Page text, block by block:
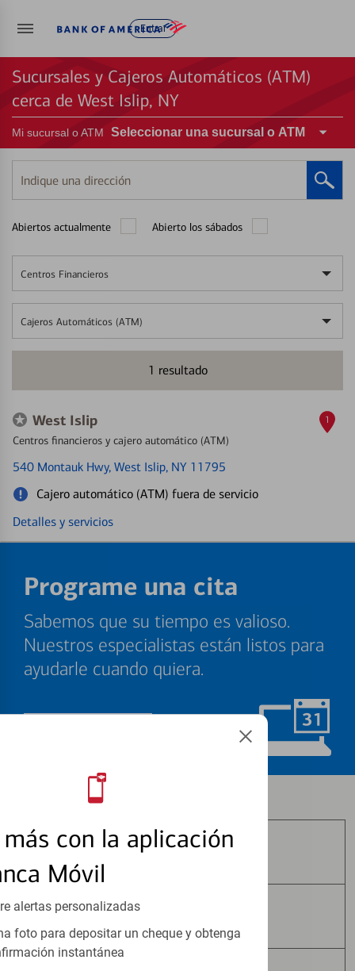
Entrar
con la aplicación
Móvil
alertas personalizadas
foto para depositar un cheque y obtenga
instantánea
Sucursales y Cajeros Automáticos (ATM)
cerca de West Islip, NY
Mi sucursal o ATM Seleccionar una sucursal o ATM
Indique
una
Abiertos actualmente Abierto los sábados
Centros Financieros
Cajeros Automáticos (ATM)
1 resultado
West Islip
Centros financieros y cajero automático (ATM)
540 Montauk Hwy, West Islip, NY 11795
Cajero automático (ATM) fuera de servicio
Detalles y servicios
1
Programe una cita
Sabemos que su tiempo es valioso.
Nuestros especialistas están listos para
ayudarle cuando quiera.
Los productos de inversión y seguros:
No Están Asegurados por FDIC